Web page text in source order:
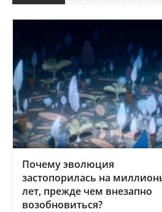
Почему эволюция
застопорилась на
лет, прежде чем внезапно
возобновиться?